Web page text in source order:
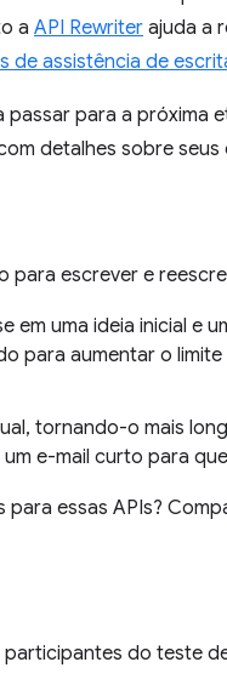
a API Rewriter ajuda a
de assistência de
passar para a próxima
detalhes sobre
para escrever e
em uma ideia inicial e
para aumentar o
tornando-o mais
e-mail curto para
para essas APIs?
participantes do teste